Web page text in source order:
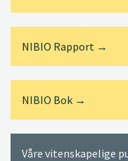
NIBIO Rapport →
NIBIO Bok →
Våre vitenskapelige